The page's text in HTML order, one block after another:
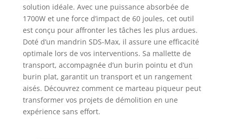
solution idéale. Avec une puissance absorbée de
1700W et une force d’impact de 60 joules, cet outil
est conçu pour affronter les tâches les plus ardues.
Doté d’un mandrin SDS-Max, il assure une efficacité
optimale lors de vos interventions. Sa mallette de
transport, accompagnée d’un burin pointu et d’un
burin plat, garantit un transport et un rangement
aisés. Découvrez comment ce marteau piqueur peut
transformer vos projets de démolition en une
expérience sans effort.